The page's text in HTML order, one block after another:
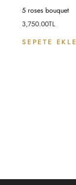
5 roses bouquet
Fiyat
3,750.00TL
SEPETE EKLE